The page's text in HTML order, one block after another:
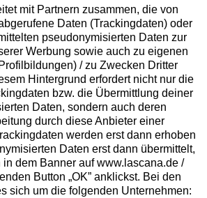
Newsletter anmelden und 10% Rabatt
mit Partnern zusammen, die von
Daten (Trackingdaten) oder
pseudonymisierten Daten zur
Werbung sowie auch zu eigenen
/ zu Zwecken Dritter
Hintergrund erfordert nicht nur die
bzw. die Übermittlung deiner
Daten, sondern auch deren
durch diese Anbieter einer
werden erst dann erhoben
Daten erst dann übermittelt,
dem Banner auf www.lascana.de /
Button „OK” anklickst. Bei den
sich um die folgenden Unternehmen: